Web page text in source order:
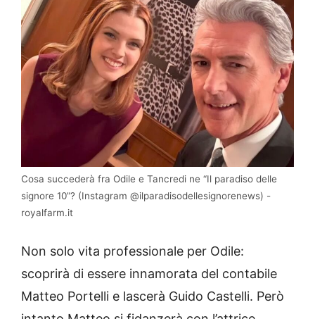
Cosa succederà fra Odile e Tancredi ne “Il paradiso delle
signore 10”? (Instagram @ilparadisodellesignorenews) -
royalfarm.it
Non solo vita professionale per Odile:
scoprirà di essere innamorata del contabile
Matteo Portelli e lascerà Guido Castelli. Però